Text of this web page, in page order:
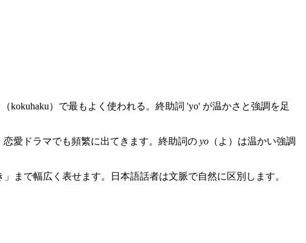
）で最もよく使われる。終助詞 'yo' が温かさと強調を足
恋愛ドラマでも頻繁に出てきます。終助詞の yo （よ）は温かい強調
まで幅広く表せます。日本語話者は文脈で自然に区別します。